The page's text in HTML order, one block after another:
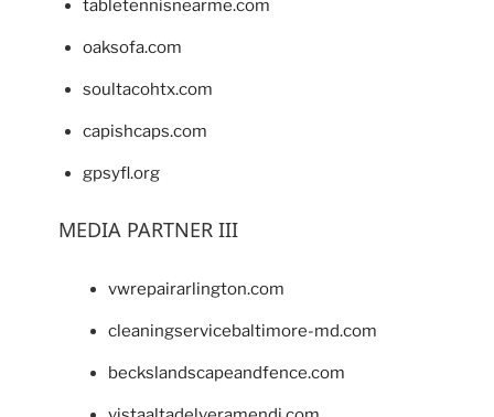
tabletennisnearme.com
oaksofa.com
soultacohtx.com
capishcaps.com
gpsyfl.org
MEDIA PARTNER III
vwrepairarlington.com
cleaningservicebaltimore-md.com
beckslandscapeandfence.com